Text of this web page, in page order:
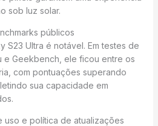
sob luz solar.
públicos
S23 Ultra é notável. Em testes de
e Geekbench, ele ficou entre os
com pontuações superando
sua capacidade em
e política de atualizações